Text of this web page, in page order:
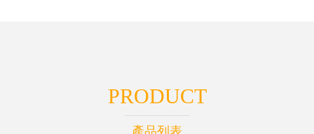
PRODUCT
產品列表